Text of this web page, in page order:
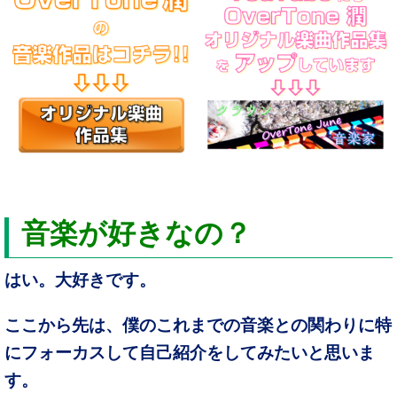
音楽が好きなの？
はい。大好きです。
ここから先は、僕のこれまでの音楽との関わりに特
にフォーカスして自己紹介をしてみたいと思いま
す。